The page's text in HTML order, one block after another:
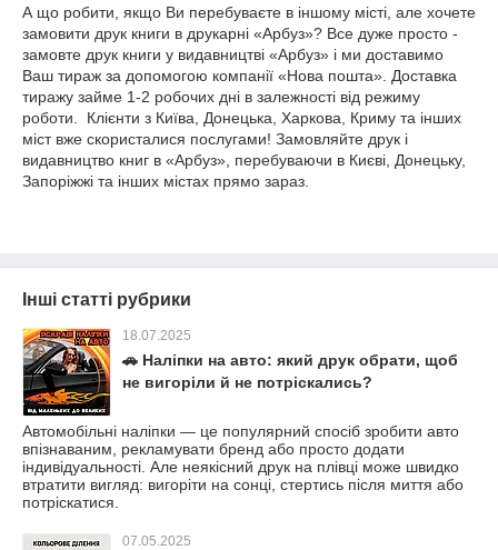
А що робити, якщо Ви перебуваєте в іншому місті, але хочете
замовити друк книги в друкарні «Арбуз»? Все дуже просто -
замовте друк книги у видавництві «Арбуз» і ми доставимо
Ваш тираж за допомогою компанії «Нова пошта». Доставка
тиражу займе 1-2 робочих дні в залежності від режиму
роботи. Клієнти з Київа, Донецька, Харкова, Криму та інших
міст вже скористалися послугами! Замовляйте друк і
видавництво книг в «Арбуз», перебуваючи в Києві, Донецьку,
Запоріжжі та інших містах прямо зараз.
Інші статті рубрики
18.07.2025
🚗 Наліпки на авто: який друк обрати, щоб
не вигоріли й не потріскались?
Автомобільні наліпки — це популярний спосіб зробити авто
впізнаваним, рекламувати бренд або просто додати
індивідуальності. Але неякісний друк на плівці може швидко
втратити вигляд: вигоріти на сонці, стертись після миття або
потріскатися.
07.05.2025